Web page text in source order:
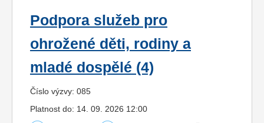
Podpora služeb pro
ohrožené děti, rodiny a
mladé dospělé (4)
Číslo výzvy: 085
Platnost do: 14. 09. 2026 12:00